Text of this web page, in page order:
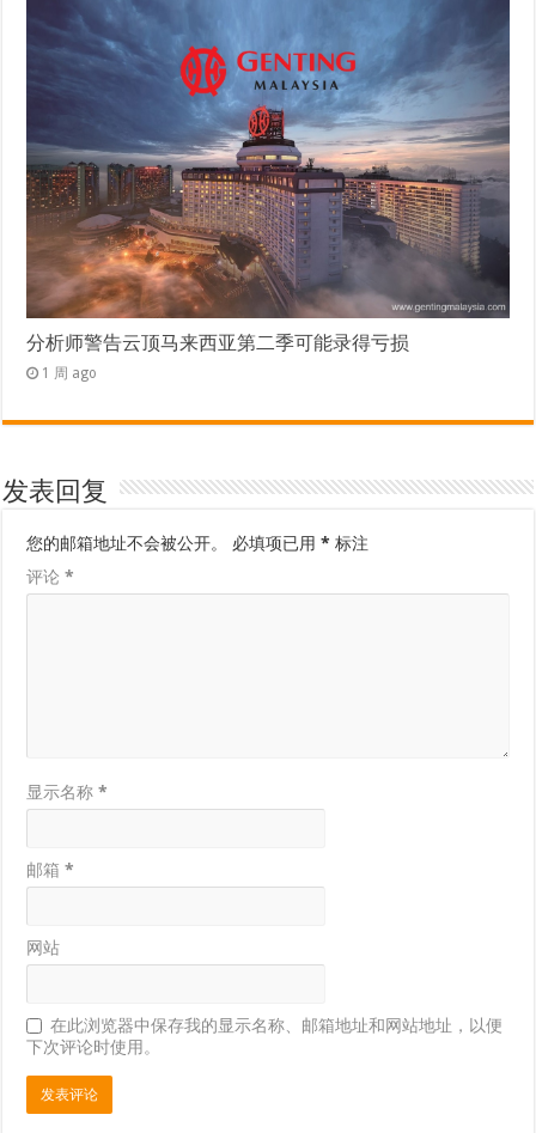
分析师警告云顶马来西亚第二季可能录得亏损
1 周 ago
发表回复
您的邮箱地址不会被公开。 必填项已用* 标注
评论*
显示名称*
邮箱*
网站
在此浏览器中保存我的显示名称、邮箱地址和网站地址，以便
下次评论时使用。